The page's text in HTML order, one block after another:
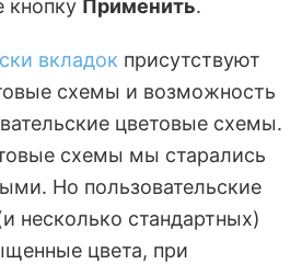
кнопку Применить.
вкладок присутствуют
схемы и возможность
цветовые схемы.
схемы мы старались
Но пользовательские
несколько стандартных)
цвета, при